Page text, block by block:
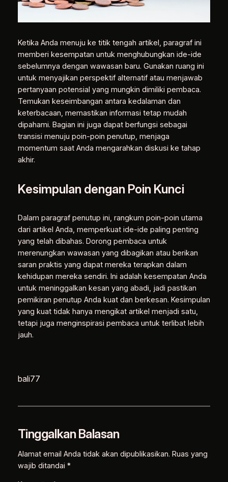
Ketika Anda menuju ke titik tengah artikel, paragraf ini
memberi kesempatan untuk menghubungkan ide-ide
sebelumnya dengan wawasan baru. Gunakan ruang ini
untuk menyajikan perspektif alternatif atau menjawab
pertanyaan potensial yang mungkin dimiliki pembaca.
Temukan keseimbangan antara kedalaman dan
keterbacaan, memastikan informasi tetap mudah
dipahami. Bagian ini juga dapat berfungsi sebagai
transisi menuju poin-poin penutup, menjaga
momentum saat Anda mengarahkan diskusi ke tahap
akhir.
Kesimpulan dengan Poin Kunci
Dalam paragraf penutup ini, rangkum poin-poin utama
dari artikel Anda, memperkuat ide-ide paling penting
yang telah dibahas. Dorong pembaca untuk
merenungkan wawasan yang dibagikan atau berikan
saran praktis yang dapat mereka terapkan dalam
kehidupan mereka sendiri. Ini adalah kesempatan Anda
untuk meninggalkan kesan yang abadi, jadi pastikan
pemikiran penutup Anda kuat dan berkesan. Kesimpulan
yang kuat tidak hanya mengikat artikel menjadi satu,
tetapi juga menginspirasi pembaca untuk terlibat lebih
jauh.
bali77
Tinggalkan Balasan
Alamat email Anda tidak akan dipublikasikan. Ruas yang
wajib ditandai *